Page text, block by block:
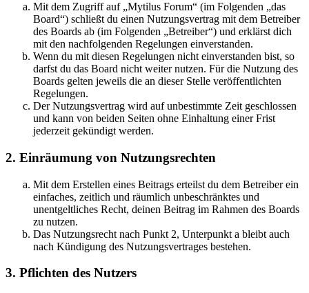
Mit dem Zugriff auf „Mytilus Forum“ (im Folgenden „das
Board“) schließt du einen Nutzungsvertrag mit dem Betreiber
des Boards ab (im Folgenden „Betreiber“) und erklärst dich
mit den nachfolgenden Regelungen einverstanden.
Wenn du mit diesen Regelungen nicht einverstanden bist, so
darfst du das Board nicht weiter nutzen. Für die Nutzung des
Boards gelten jeweils die an dieser Stelle veröffentlichten
Regelungen.
Der Nutzungsvertrag wird auf unbestimmte Zeit geschlossen
und kann von beiden Seiten ohne Einhaltung einer Frist
jederzeit gekündigt werden.
2. Einräumung von Nutzungsrechten
Mit dem Erstellen eines Beitrags erteilst du dem Betreiber ein
einfaches, zeitlich und räumlich unbeschränktes und
unentgeltliches Recht, deinen Beitrag im Rahmen des Boards
zu nutzen.
Das Nutzungsrecht nach Punkt 2, Unterpunkt a bleibt auch
nach Kündigung des Nutzungsvertrages bestehen.
3. Pflichten des Nutzers